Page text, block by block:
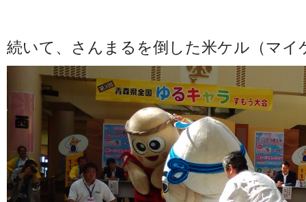
続いて、さんまるを倒した米ケル（マイ